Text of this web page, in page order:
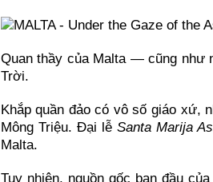
Quan thầy của Malta — cũng
Trời.
Khắp quần đảo có vô số giáo xứ,
Mông Triệu. Đại lễ Santa Marija
Malta.
Tuy nhiên, nguồn gốc ban đầu